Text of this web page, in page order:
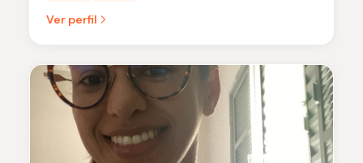
Ver perfil